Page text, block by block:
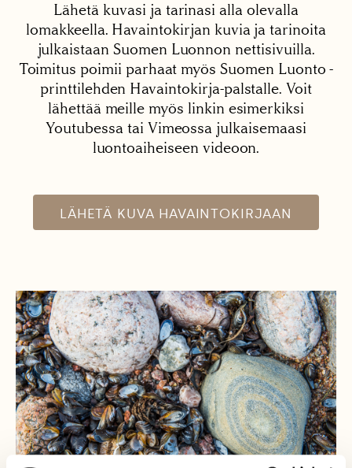
Lähetä kuvasi ja tarinasi alla olevalla
lomakkeella. Havaintokirjan kuvia ja tarinoita
julkaistaan Suomen Luonnon nettisivuilla.
Toimitus poimii parhaat myös Suomen Luonto -
printtilehden Havaintokirja-palstalle. Voit
lähettää meille myös linkin esimerkiksi
Youtubessa tai Vimeossa julkaisemaasi
luontoaiheiseen videoon.
LÄHETÄ KUVA HAVAINTOKIRJAAN